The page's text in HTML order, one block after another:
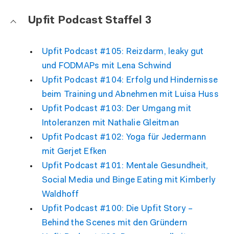
Upfit Podcast Staffel 3
Upfit Podcast #105: Reizdarm, leaky gut
und FODMAPs mit Lena Schwind
Upfit Podcast #104: Erfolg und Hindernisse
beim Training und Abnehmen mit Luisa Huss
Upfit Podcast #103: Der Umgang mit
Intoleranzen mit Nathalie Gleitman
Upfit Podcast #102: Yoga für Jedermann
mit Gerjet Efken
Upfit Podcast #101: Mentale Gesundheit,
Social Media und Binge Eating mit Kimberly
Waldhoff
Upfit Podcast #100: Die Upfit Story –
Behind the Scenes mit den Gründern